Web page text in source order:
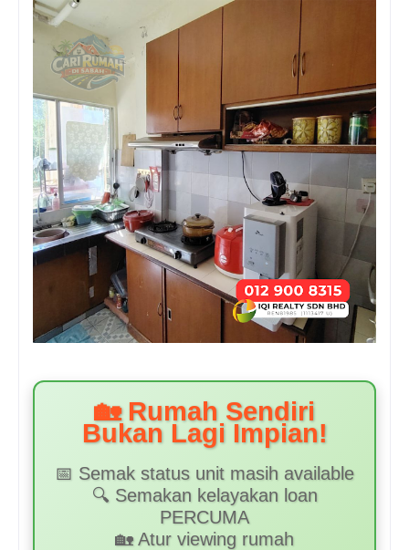
🏡 Rumah Sendiri
Bukan Lagi Impian!
📅 Semak status unit masih available
🔍 Semakan kelayakan loan
PERCUMA
🏡 Atur viewing rumah